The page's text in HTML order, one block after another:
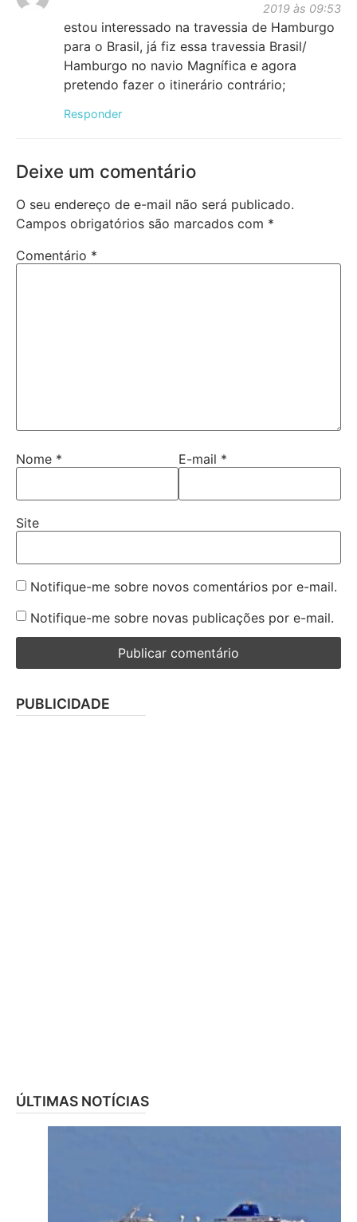
2019 às 09:53
estou interessado na travessia de Hamburgo
para o Brasil, já fiz essa travessia Brasil/
Hamburgo no navio Magnífica e agora
pretendo fazer o itinerário contrário;
Responder
Deixe um comentário
O seu endereço de e-mail não será publicado.
Campos obrigatórios são marcados com *
Comentário *
Nome * E-mail *
Site
Notifique-me sobre novos comentários por e-mail.
Notifique-me sobre novas publicações por e-mail.
PUBLICIDADE
ÚLTIMAS NOTÍCIAS